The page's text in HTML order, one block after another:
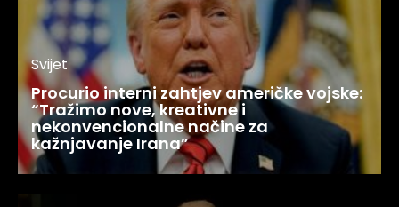
Svijet
Procurio interni zahtjev američke vojske:
“Tražimo nove, kreativne i
nekonvencionalne načine za
kažnjavanje Irana”